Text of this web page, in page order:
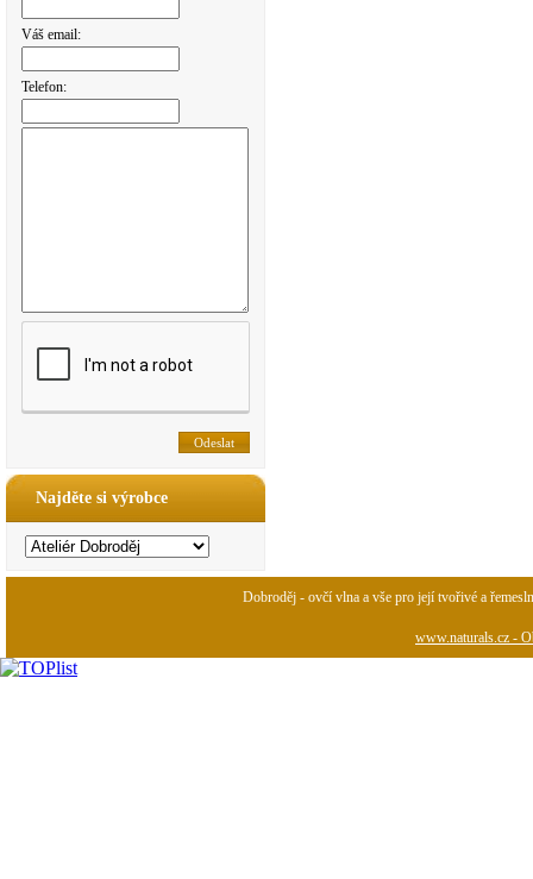
Váš email:
Telefon:
Najděte si výrobce
Dobroděj - ovčí vlna a vše pro její tvořivé a
www.naturals.cz -